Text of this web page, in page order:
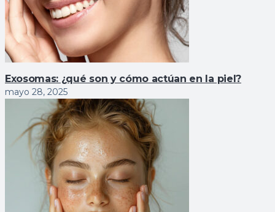
Exosomas: ¿qué son y cómo actúan en la piel?
mayo 28, 2025